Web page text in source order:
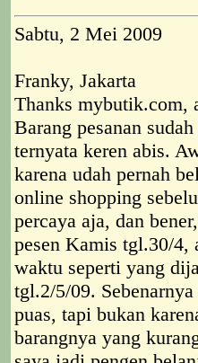
Sabtu, 2 Mei 2009
Franky, Jakarta
Thanks mybutik.com,
Barang pesanan
ternyata keren abis.
karena udah pernah
online shopping
percaya aja, dan
pesen Kamis tgl.30/4,
waktu seperti yang
tgl.2/5/09.
puas, tapi bukan
barangnya yang